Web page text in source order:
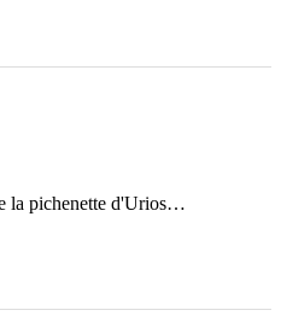
la pichenette d'Urios…